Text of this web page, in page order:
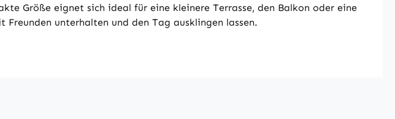
Größe eignet sich ideal für eine kleinere Terrasse, den Balkon oder eine
Freunden unterhalten und den Tag ausklingen lassen.